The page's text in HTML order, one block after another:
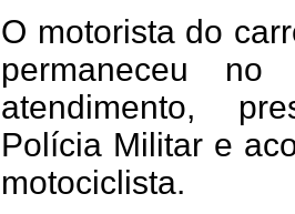
O motorista do
permaneceu
atendimento,
Polícia Militar e
motociclista.